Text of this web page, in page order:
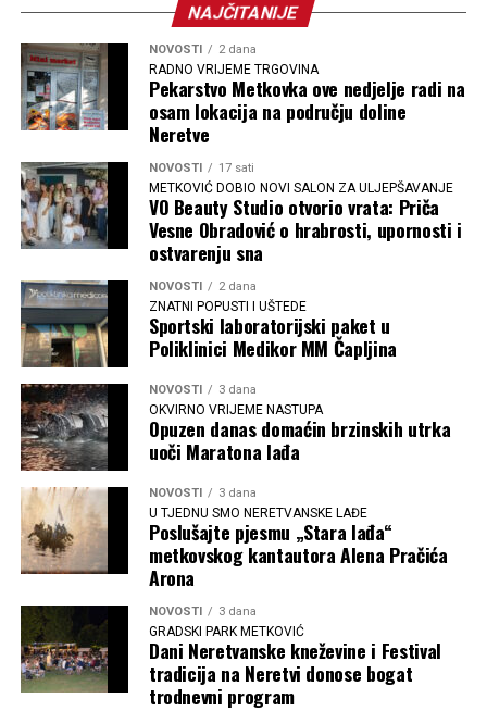
NAJČITANIJE
NOVOSTI 2 dana
RADNO VRIJEME TRGOVINA
Pekarstvo Metkovka ove nedjelje radi na
osam lokacija na području doline
Neretve
NOVOSTI 17 sati
METKOVIĆ DOBIO NOVI SALON ZA ULJEPŠAVANJE
VO Beauty Studio otvorio vrata: Priča
Vesne Obradović o hrabrosti, upornosti i
ostvarenju sna
NOVOSTI 2 dana
ZNATNI POPUSTI I UŠTEDE
Sportski laboratorijski paket u
Poliklinici Medikor MM Čapljina
NOVOSTI 3 dana
OKVIRNO VRIJEME NASTUPA
Opuzen danas domaćin brzinskih utrka
uoči Maratona lađa
NOVOSTI 3 dana
U TJEDNU SMO NERETVANSKE LAĐE
Poslušajte pjesmu „Stara lađa“
metkovskog kantautora Alena Pračića
Arona
NOVOSTI 3 dana
GRADSKI PARK METKOVIĆ
Dani Neretvanske kneževine i Festival
tradicija na Neretvi donose bogat
trodnevni program